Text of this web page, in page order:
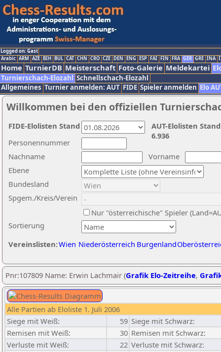
Logged on: Gast
Arabic ARM AZE BIH BUL CAT CHN CRO CZE DEN ENG ESP FAI FIN FRA GER GRE INA
Home TurnierDB Meisterschaft Foto-Galerie Meldekartei
Turnierschach-Elozahl Schnellschach-Elozahl
Allgemeines Turnier anmelden: AUT FIDE Spieler anmelden Elo
Willkommen bei den offiziellen
Nachname
Vorname
Ebene
Sortierung
Personennummer
Bundesland
Spgem./Kreis/Verein
Nur "österreichische" Spieler
Vereinslisten:Wien Niederösterreich Burgenland
AUT-Elolisten
6.936
FIDE-Elolisten Stand
Pnr:107809 Name: Erwin Lachmair (Grafik Elo-Zeitreihe,
Alle Partien ab Eloliste 1. Juli 2006
Siege mit Weiß:
59 Siege mit Schwarz:
Remisen mit Weiß:
30 Remisen mit Schwarz:
Verluste mit Weiß:
22 Verluste mit Schwarz: